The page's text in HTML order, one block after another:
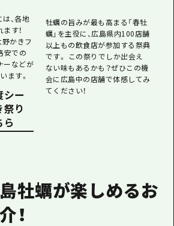
、各地
す！
野かきフ
安での
ーなどが
ます。
シー
り
牡蠣の旨みが最も高まる「春牡
蠣」を主役に、広島県内100店舗
以上もの飲食店が参加する祭典
です。 この祭りでしか出会え
ない味もあるかも？ぜひこの機
会に広島中の店舗で体感してみ
てください！
牡蠣が楽しめるお
！